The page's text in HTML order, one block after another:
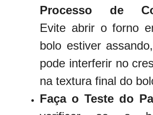
Processo de
Evite abrir o forno
bolo estiver
pode interferir no
na textura final do
Faça o Teste do